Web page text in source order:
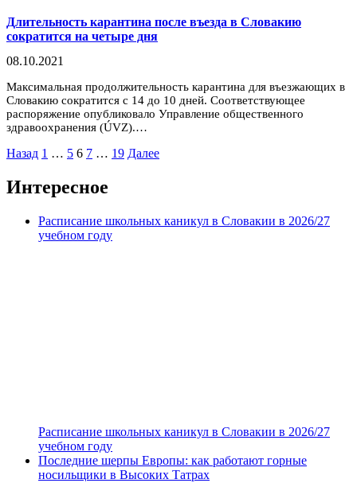
Длительность карантина после въезда в Словакию
сократится на четыре дня
08.10.2021
Максимальная продолжительность карантина для въезжающих в
Словакию сократится с 14 до 10 дней. Соответствующее
распоряжение опубликовало Управление общественного
здравоохранения (ÚVZ).…
Пагинация
записей
Назад 1 … 5 6 7 … 19 Далее
Интересное
Расписание школьных каникул в Словакии в 2026/27
учебном году
Расписание школьных каникул в Словакии в 2026/27
учебном году
Последние шерпы Европы: как работают горные
носильщики в Высоких Татрах